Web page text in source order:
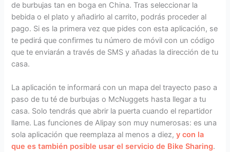
de burbujas tan en boga en China. Tras seleccionar la
bebida o el plato y añadirlo al carrito, podrás proceder al
pago. Si es la primera vez que pides con esta aplicación, se
te pedirá que confirmes tu número de móvil con un código
que te enviarán a través de SMS y añadas la dirección de tu
casa.
La aplicación te informará con un mapa del trayecto paso a
paso de tu té de burbujas o McNuggets hasta llegar a tu
casa. Solo tendrás que abrir la puerta cuando el repartidor
llame. Las funciones de Alipay son muy numerosas: es una
sola aplicación que reemplaza al menos a diez,y con la
que es también posible usar el servicio de Bike Sharing.